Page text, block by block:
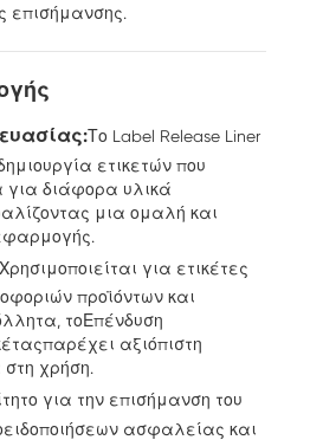
επισήμανσης.
Το Label Release Liner
ετικετών που
για διάφορα υλικά
μια ομαλή και
Χρησιμοποιείται για ετικέτες
προϊόντων και
τοΕπένδυση
παρέχει αξιόπιστη
στη χρήση.
για την επισήμανση του
ασφαλείας και